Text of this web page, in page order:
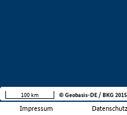
Impressum
100 km © Geobasis-DE / BKG 2015